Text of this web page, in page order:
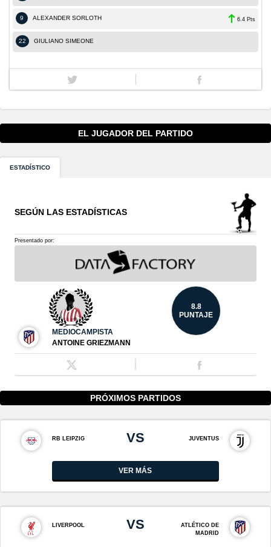
9 ALEXANDER SORLOTH 6.4 Pts
22 GIULIANO SIMEONE
EL JUGADOR DEL PARTIDO
ESTADÍSTICO
SEGÚN LAS ESTADÍSTICAS
Presentado por:
MEDIOCAMPISTA
ANTOINE GRIEZMANN
8.8
PUNTAJE
PRÓXIMOS PARTIDOS
RB LEIPZIG VS JUVENTUS
VER MÁS
LIVERPOOL VS
ATLÉTICO DE
MADRID